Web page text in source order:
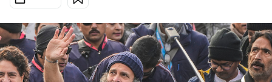
NEWSLETTER
I MIEI PREFERITI